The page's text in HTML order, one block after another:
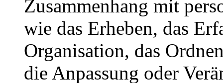
Zusammenhang mit
wie das Erheben, das
Organisation, das
die Anpassung oder